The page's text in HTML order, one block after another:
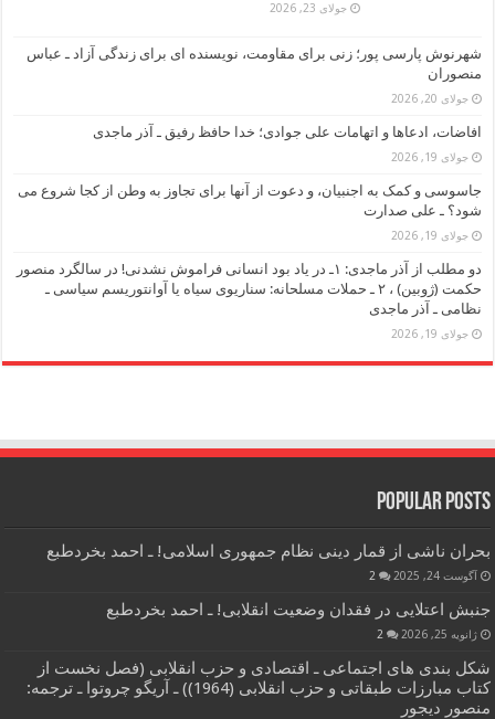
جولای 23, 2026
شهرنوش پارسی پور؛ زنی برای مقاومت، نویسنده ای برای زندگی آزاد ـ عباس
منصوران
جولای 20, 2026
افاضات، ادعاها و اتهامات علی جوادی؛ خدا حافظ رفیق ـ آذر ماجدی
جولای 19, 2026
جاسوسی و کمک به اجنبیان، و دعوت از آنها برای تجاوز به وطن از کجا شروع می
شود؟ ـ علی صدارت
جولای 19, 2026
دو مطلب از آذر ماجدی: ۱ـ در یاد بود انسانی فراموش نشدنی! در سالگرد منصور
حکمت (ژوبین) ، ۲ ـ حملات مسلحانه: سناریوی سیاه یا آوانتوریسم سیاسی ـ
نظامی ـ آذر ماجدی
جولای 19, 2026
Popular Posts
بحران ناشی از قمار دینی نظام جمهوری اسلامی! ـ احمد بخردطبع
آگوست 24, 2025 2
جنبش اعتلایی در فقدان وضعیت انقلابی! ـ احمد بخردطبع
ژانویه 25, 2026 2
شکل بندی های اجتماعی ـ اقتصادی و حزب انقلابی (فصل نخست از
کتاب مبارزات طبقاتی و حزب انقلابی (1964)) ـ آریگو چروتوا ـ ترجمه:
منصور دیجور